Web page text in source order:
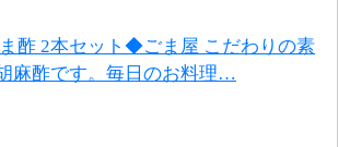
酢 2本セット◆ごま屋 こだわりの素
麻酢です。毎日のお料理…